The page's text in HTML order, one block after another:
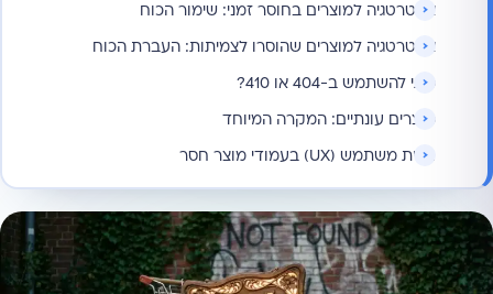
אסטרטגיה למוצרים בחוסר זמני: שימור הכוח
אסטרטגיה למוצרים שהוסרו לצמיתות: העברת הכוח
מתי להשתמש ב-404 או 410?
מוצרים עונתיים: המקרה המיוחד
חווית משתמש (UX) בעמודי מוצר חסר